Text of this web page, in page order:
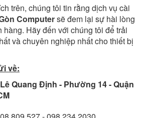
trên, chúng tôi tin rằng dịch vụ cài
Computersẽ đem lại sự hài lòng
Hãy đến với chúng tôi để trải
và chuyên nghiệp nhất cho thiết bị
về:
Quang Định - Phường 14 - Quận